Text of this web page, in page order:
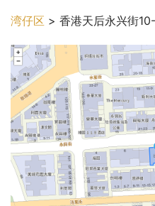
湾仔区 > 香港天后永兴街